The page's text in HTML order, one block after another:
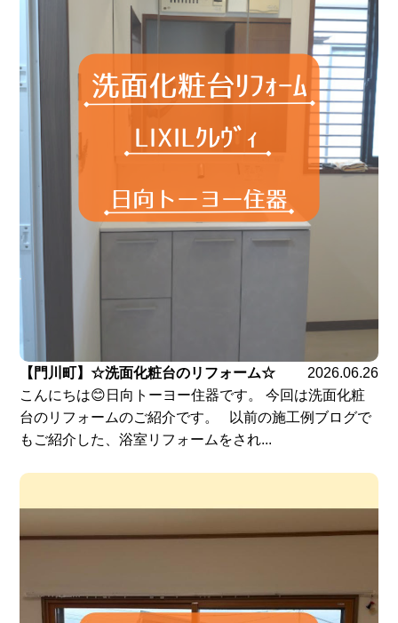
【門川町】☆洗面化粧台のリフォーム☆
2026.06.26
こんにちは😊日向トーヨー住器です。 今回は洗面化粧
台のリフォームのご紹介です。 以前の施工例ブログで
もご紹介した、浴室リフォームをされ...